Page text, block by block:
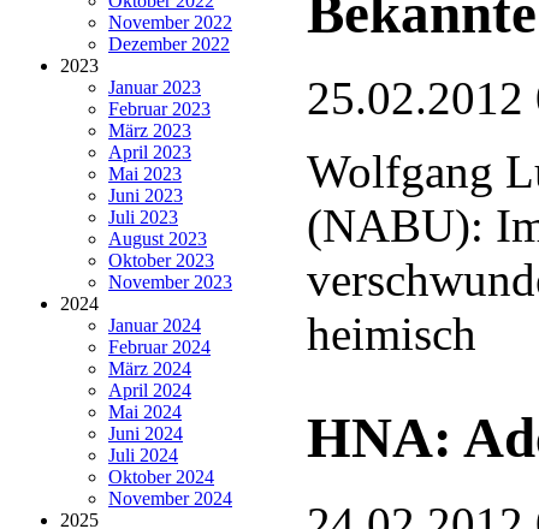
November 2022
Dezember 2022
2023
Januar 2023
Februar 2023
März 2023
April 2023
Mai 2023
Juni 2023
Juli 2023
August 2023
Oktober 2023
November 2023
2024
Januar 2024
Februar 2024
März 2024
April 2024
Mai 2024
Juni 2024
Juli 2024
Oktober 2024
November 2024
2025
Bekannte
25.02.2012
Wolfgang
(NABU):
heimisch
HNA: